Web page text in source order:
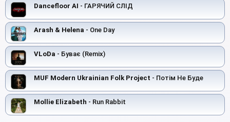
Dancefloor AI - ГАРЯЧИЙ СЛІД
Arash & Helena - One Day
VLoDa - Буває (Remix)
MUF Modern Ukrainian Folk Project - Потім Не Буде
Mollie Elizabeth - Run Rabbit